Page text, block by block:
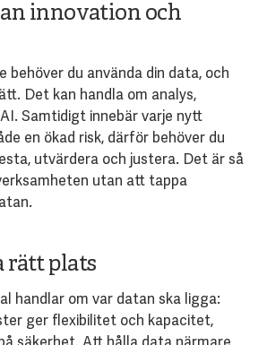
innovation och
behöver du använda din data, och
Det kan handla om analys,
Samtidigt innebär varje nytt
en ökad risk, därför behöver du
utvärdera och justera. Det är så
utan att tappa
rätt plats
handlar om var datan ska ligga:
ger flexibilitet och kapacitet,